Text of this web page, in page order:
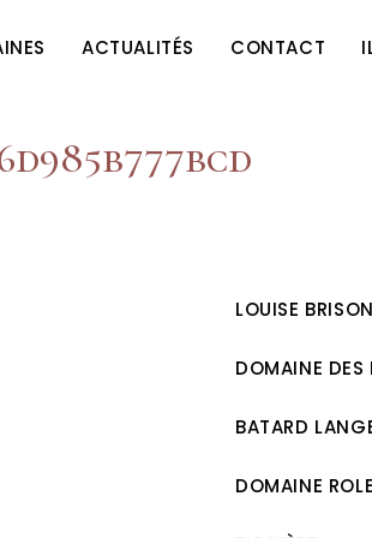
ACTUALITÉS CONTACT
LOUISE BRISON
DOMAINE DES
BATARD
DOMAINE